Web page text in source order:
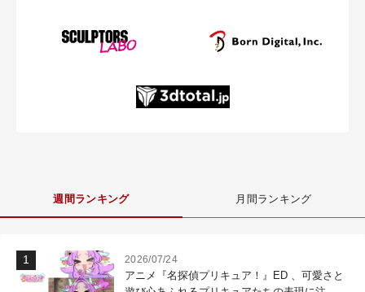
週間ランキング 月間ランキング
2026/07/24
アニメ『名探偵プリキュア！』ED 、可愛さと